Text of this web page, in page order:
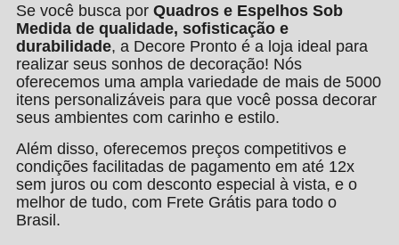
Se você busca por Quadros e Espelhos Sob
Medida de qualidade, sofisticação e
durabilidade, a Decore Pronto é a loja ideal para
realizar seus sonhos de decoração! Nós
oferecemos uma ampla variedade de mais de 5000
itens personalizáveis para que você possa decorar
seus ambientes com carinho e estilo.
Além disso, oferecemos preços competitivos e
condições facilitadas de pagamento em até 12x
sem juros ou com desconto especial à vista, e o
melhor de tudo, com Frete Grátis para todo o
Brasil.